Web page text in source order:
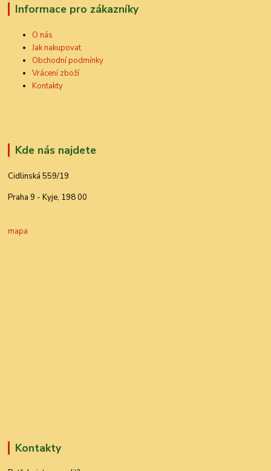
Informace pro zákazníky
O nás
Jak nakupovat
Obchodní podmínky
Vrácení zboží
Kontakty
Kde nás najdete
Cidlinská 559/19
Praha 9 - Kyje, 198 00
mapa
Kontakty